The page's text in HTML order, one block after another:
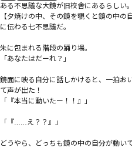
ある不思議な大鏡が旧校舎にあるらしい。
【夕焼けの中、その鏡を覗くと鏡の中
に伝わる七不思議だ。
朱に包まれる階段の踊り場。
「あなたはだーれ？」
鏡面に映る自分に話しかけると、一拍お
て声が出た！
「『本当に動いたー！！』」
「『……え？？』」
どうやら、どっちも鏡の中の自分が動い